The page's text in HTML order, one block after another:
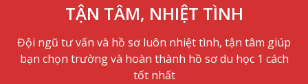
TẬN TÂM, NHIỆT TÌNH
Đội ngũ tư vấn và hồ sơ luôn nhiệt tình, tận tâm giúp
bạn chọn trường và hoàn thành hồ sơ du học 1 cách
tốt nhất